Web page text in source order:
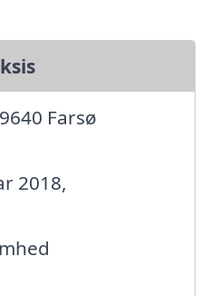
Farsø
2018,